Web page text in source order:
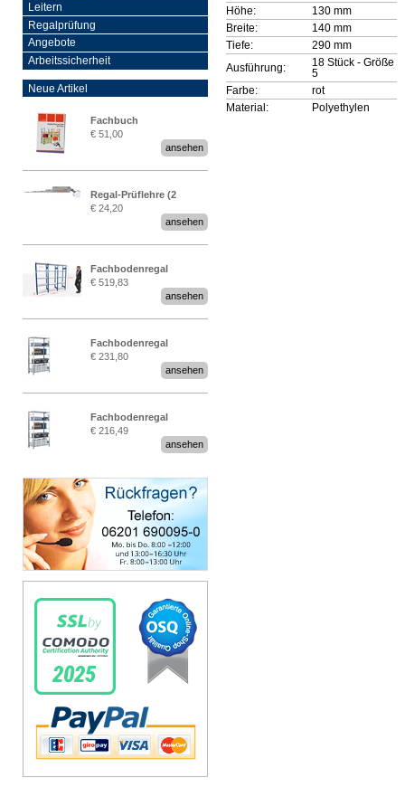
Leitern
Regalprüfung
Angebote
Arbeitssicherheit
Neue Artikel
Fachbuch
„Regalprüfung nach DIN
€ 51,00
ansehen
Regal-Prüflehre (2
Stück)
€ 24,20
ansehen
Fachbodenregal
Stecksystem MultiPlus
2,25 Meter breit
€ 519,83
ansehen
Fachbodenregal
Stecksystem MultiPlus
€ 231,80
ansehen
Fachbodenregal
Stecksystem MultiPlus
€ 216,49
ansehen
Höhe:
130 mm
Breite:
140 mm
Tiefe:
290 mm
Ausführung:
18 Stück - Größe
5
Farbe:
rot
Material:
Polyethylen